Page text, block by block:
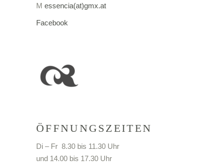
M essencia(at)gmx.at
Facebook
ÖFFNUNGSZEITEN
Di – Fr 8.30 bis 11.30 Uhr
und 14.00 bis 17.30 Uhr